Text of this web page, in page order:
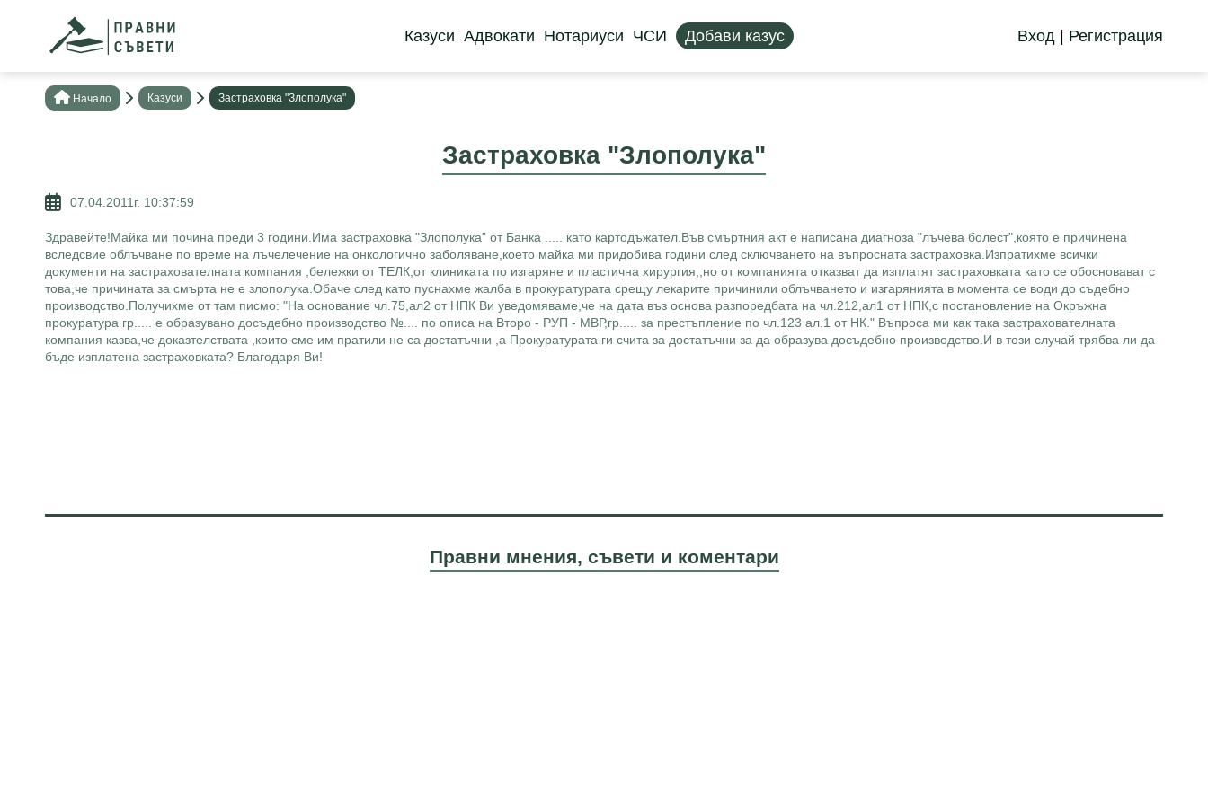
Казуси Адвокати Нотариуси ЧСИ Добави казус Вход | Регистрация
Нaчало Казуси Застраховка "Злополука"
Застраховка "Злополука"
07.04.2011г. 10:37:59
Здравейте!Майка ми почина преди 3 години.Има застраховка "Злополука" от Банка ..... като картодъжател.Във смъртния акт е написана диагноза "лъчева болест",която е причинена
вследсвие облъчване по време на лъчелечение на онкологично заболяване,което майка ми придобива години след сключването на въпросната застраховка.Изпратихме всички
документи на застрахователната компания ,бележки от ТЕЛК,от клиниката по изгаряне и пластична хирургия,,но от компанията отказват да изплатят застраховката като се обосновават с
това,че причината за смърта не е злополука.Обаче след като пуснахме жалба в прокуратурата срещу лекарите причинили облъчването и изгарянията в момента се води до съдебно
производство.Получихме от там писмо: "На основание чл.75,ал2 от НПК Ви уведомяваме,че на дата въз основа разпоредбата на чл.212,ал1 от НПК,с постановление на Окръжна
прокуратура гр..... е образувано досъдебно производство №.... по описа на Второ - РУП - МВР,гр..... за престъпление по чл.123 ал.1 от НК." Въпроса ми как така застрахователната
компания казва,че доказтелствата ,които сме им пратили не са достатъчни ,а Прокуратурата ги счита за достатъчни за да образува досъдебно производство.И в този случай трябва ли да
бъде изплатена застраховката? Благодаря Ви!
Правни мнения, съвети и коментари